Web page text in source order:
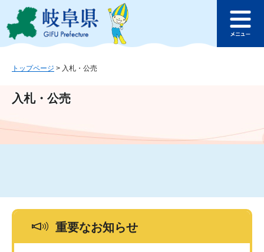
ジ
ュ
文
このページの本文へ
ュ
トップページ > 入札・公売
入札・公売
重要なお知らせ